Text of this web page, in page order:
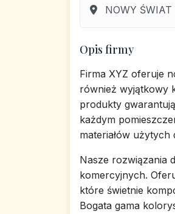
NOWY
Opis firmy
Firma XYZ oferuje
również wyjątkowy
produkty
każdym
materiałów
Nasze rozwiązania
komercyjnych.
które świetnie
Bogata gama